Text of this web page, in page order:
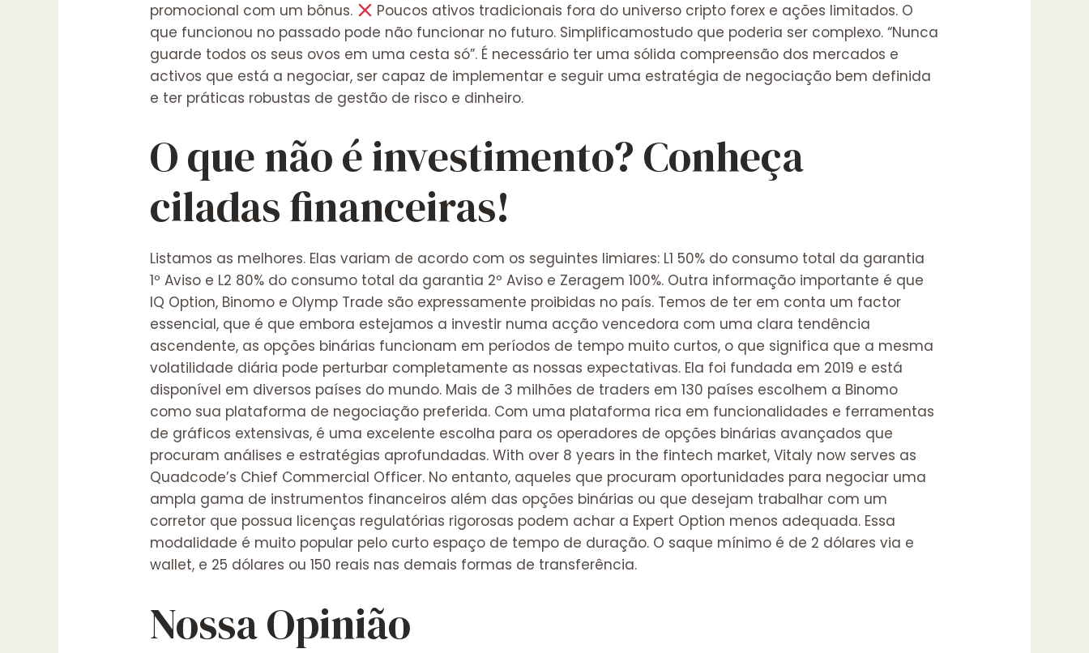
promocional com um bônus.
Poucos ativos tradicionais fora do universo cripto forex e ações limitados. O
que funcionou no passado pode não funcionar no futuro. Simplificamostudo que poderia ser complexo. “Nunca
guarde todos os seus ovos em uma cesta só”. É necessário ter uma sólida compreensão dos mercados e
activos que está a negociar, ser capaz de implementar e seguir uma estratégia de negociação bem definida
e ter práticas robustas de gestão de risco e dinheiro.
O que não é investimento? Conheça
ciladas financeiras!
Listamos as melhores. Elas variam de acordo com os seguintes limiares: L1 50% do consumo total da garantia
1º Aviso e L2 80% do consumo total da garantia 2º Aviso e Zeragem 100%. Outra informação importante é que
IQ Option, Binomo e Olymp Trade são expressamente proibidas no país. Temos de ter em conta um factor
essencial, que é que embora estejamos a investir numa acção vencedora com uma clara tendência
ascendente, as opções binárias funcionam em períodos de tempo muito curtos, o que significa que a mesma
volatilidade diária pode perturbar completamente as nossas expectativas. Ela foi fundada em 2019 e está
disponível em diversos países do mundo. Mais de 3 milhões de traders em 130 países escolhem a Binomo
como sua plataforma de negociação preferida. Com uma plataforma rica em funcionalidades e ferramentas
de gráficos extensivas, é uma excelente escolha para os operadores de opções binárias avançados que
procuram análises e estratégias aprofundadas. With over 8 years in the fintech market, Vitaly now serves as
Quadcode’s Chief Commercial Officer. No entanto, aqueles que procuram oportunidades para negociar uma
ampla gama de instrumentos financeiros além das opções binárias ou que desejam trabalhar com um
corretor que possua licenças regulatórias rigorosas podem achar a Expert Option menos adequada. Essa
modalidade é muito popular pelo curto espaço de tempo de duração. O saque mínimo é de 2 dólares via e
wallet, e 25 dólares ou 150 reais nas demais formas de transferência.
Nossa Opinião